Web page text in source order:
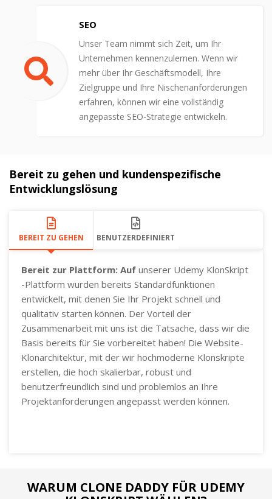
SEO
Unser Team nimmt sich Zeit, um Ihr
Unternehmen kennenzulernen. Wenn wir
mehr über Ihr Geschäftsmodell, Ihre
Zielgruppe und Ihre Nischenanforderungen
erfahren, können wir eine vollständig
angepasste SEO-Strategie entwickeln.
Bereit zu gehen und kundenspezifische
Entwicklungslösung
BEREIT ZU GEHEN BENUTZERDEFINIERT
Bereit zur Plattform: Auf unserer Udemy KlonSkript
-Plattform wurden bereits Standardfunktionen
entwickelt, mit denen Sie Ihr Projekt schnell und
qualitativ starten können. Der Vorteil der
Zusammenarbeit mit uns ist die Tatsache, dass wir die
Basis bereits für Sie vorbereitet haben! Die Website-
Klonarchitektur, mit der wir hochmoderne Klonskripte
erstellen, die hoch skalierbar, robust und
benutzerfreundlich sind und problemlos an Ihre
Projektanforderungen angepasst werden können.
WARUM CLONE DADDY FÜR UDEMY